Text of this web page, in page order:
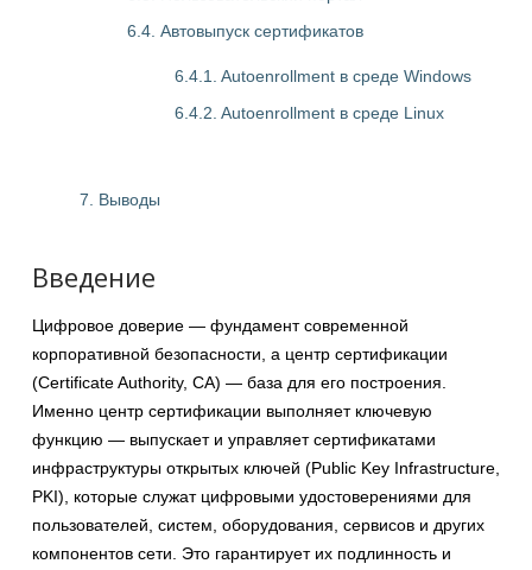
6.4. Автовыпуск сертификатов
6.4.1. Autoenrollment в среде Windows
6.4.2. Autoenrollment в среде Linux
7. Выводы
Введение
Цифровое доверие — фундамент современной
корпоративной безопасности, а центр сертификации
(Certificate Authority, CA) — база для его построения.
Именно центр сертификации выполняет ключевую
функцию — выпускает и управляет сертификатами
инфраструктуры открытых ключей (Public Key Infrastructure,
PKI), которые служат цифровыми удостоверениями для
пользователей, систем, оборудования, сервисов и других
компонентов сети. Это гарантирует их подлинность и